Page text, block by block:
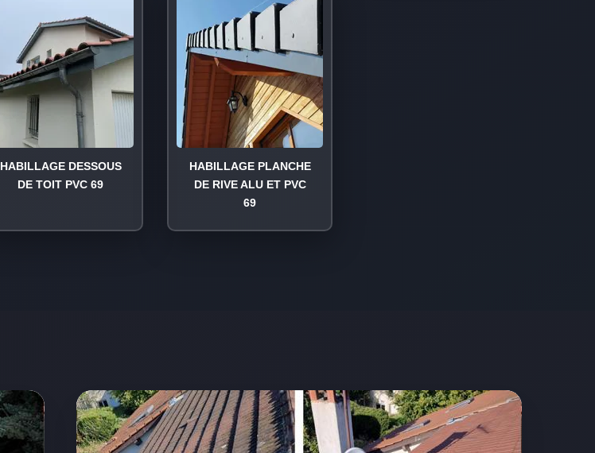
HABILLAGE DESSOUS
DE TOIT PVC 69
HABILLAGE PLANCHE
DE RIVE ALU ET PVC
69